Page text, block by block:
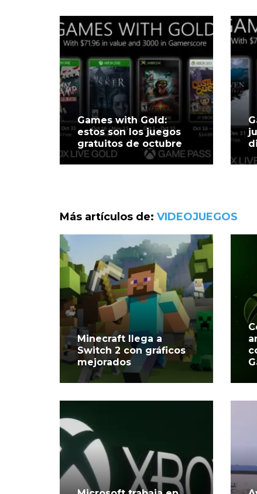
Games with Gold:
estos son los juegos
gratuitos de octubre
Más artículos de: VIDEOJUEGOS
Minecraft llega a
Switch 2 con gráficos
mejorados